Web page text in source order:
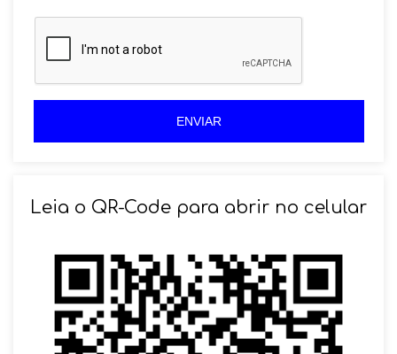
i
5
5
ENVIAR
Leia o QR-Code para abrir no celular